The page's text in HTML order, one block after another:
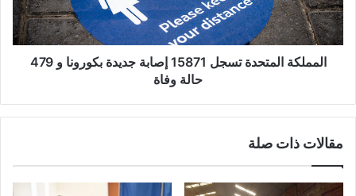
بكورونا
و
479
حالة
المملكة المتحدة تسجل 15871 إصابة جديدة بكورونا و 479
حالة وفاة
مقالات ذات صلة